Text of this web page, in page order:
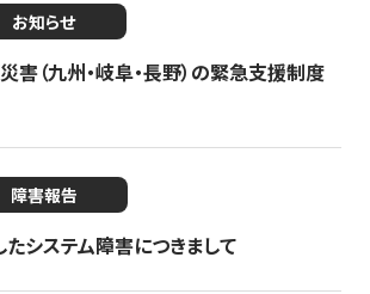
お知らせ
（九州・岐阜・長野）の緊急支援制度
障害報告
システム障害につきまして